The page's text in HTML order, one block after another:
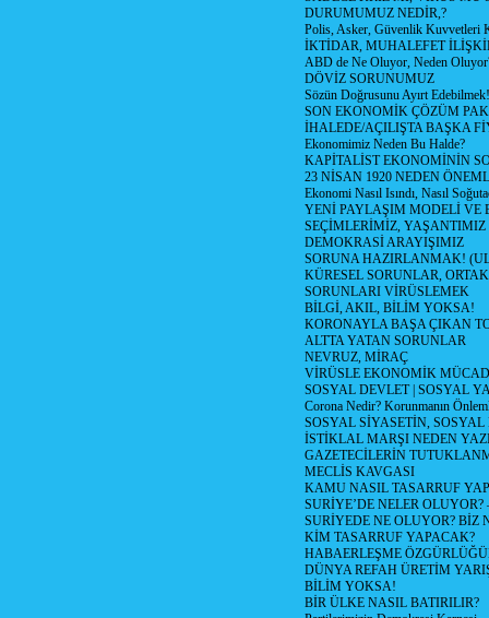
DURUMUMUZ NEDİR,?
Polis, Asker, Güvenlik Kuvvetleri
İKTİDAR, MUHALEFET
ABD de Ne Oluyor, Neden
DÖVİZ SORUNUMUZ
Sözün Doğrusunu Ayırt Edebilmek!
SON EKONOMİK ÇÖZÜM
İHALEDE/AÇILIŞTA BAŞKA
Ekonomimiz Neden Bu Halde?
KAPİTALİST EKONOMİNİN
23 NİSAN 1920 NEDEN
Ekonomi Nasıl Isındı, Nasıl
YENİ PAYLAŞIM MODELİ VE
SEÇİMLERİMİZ, YAŞANTIMIZ
DEMOKRASİ ARAYIŞIMIZ
SORUNA HAZIRLANMAK!
KÜRESEL SORUNLAR,
SORUNLARI VİRÜSLEMEK
BİLGİ, AKIL, BİLİM YOKSA!
KORONAYLA BAŞA ÇIKAN
ALTTA YATAN SORUNLAR
NEVRUZ, MİRAÇ
VİRÜSLE EKONOMİK
SOSYAL DEVLET | SOSYAL
Corona Nedir? Korunmanın
SOSYAL SİYASETİN,
İSTİKLAL MARŞI NEDEN
GAZETECİLERİN
MECLİS KAVGASI
KAMU NASIL TASARRUF
SURİYE’DE NELER OLUYOR?
SURİYEDE NE OLUYOR? BİZ
KİM TASARRUF YAPACAK?
HABAERLEŞME
DÜNYA REFAH ÜRETİM
BİLİM YOKSA!
BİR ÜLKE NASIL BATIRILIR?